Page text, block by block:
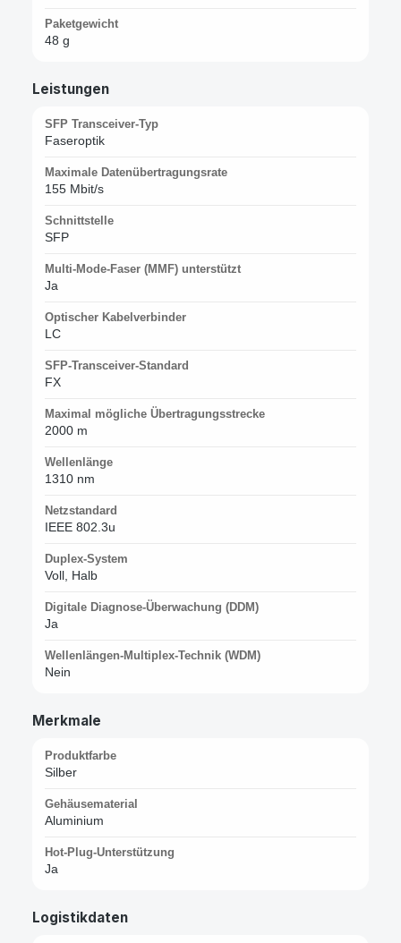
Paketgewicht
48 g
Leistungen
SFP Transceiver-Typ
Faseroptik
Maximale Datenübertragungsrate
155 Mbit/s
Schnittstelle
SFP
Multi-Mode-Faser (MMF) unterstützt
Ja
Optischer Kabelverbinder
LC
SFP-Transceiver-Standard
FX
Maximal mögliche Übertragungsstrecke
2000 m
Wellenlänge
1310 nm
Netzstandard
IEEE 802.3u
Duplex-System
Voll, Halb
Digitale Diagnose-Überwachung (DDM)
Ja
Wellenlängen-Multiplex-Technik (WDM)
Nein
Merkmale
Produktfarbe
Silber
Gehäusematerial
Aluminium
Hot-Plug-Unterstützung
Ja
Logistikdaten